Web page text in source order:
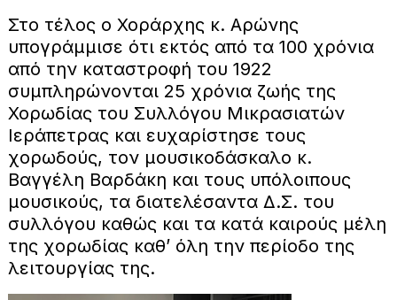
Στο τέλος ο Χοράρχης κ. Αρώνης
υπογράμμισε ότι εκτός από τα 100 χρόνια
από την καταστροφή του 1922
συμπληρώνονται 25 χρόνια ζωής της
Χορωδίας του Συλλόγου Μικρασιατών
Ιεράπετρας και ευχαρίστησε τους
χορωδούς, τον μουσικοδάσκαλο κ.
Βαγγέλη Βαρδάκη και τους υπόλοιπους
μουσικούς, τα διατελέσαντα Δ.Σ. του
συλλόγου καθώς και τα κατά καιρούς μέλη
της χορωδίας καθ’ όλη την περίοδο της
λειτουργίας της.